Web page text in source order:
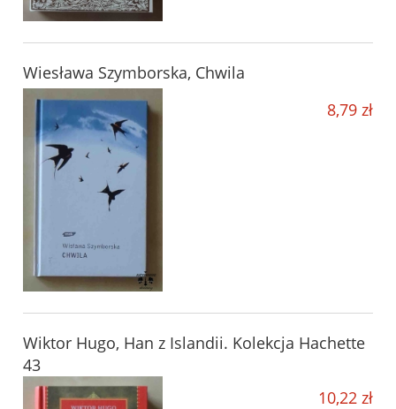
Wiesława Szymborska, Chwila
8,79 zł
Wiktor Hugo, Han z Islandii. Kolekcja Hachette
43
10,22 zł